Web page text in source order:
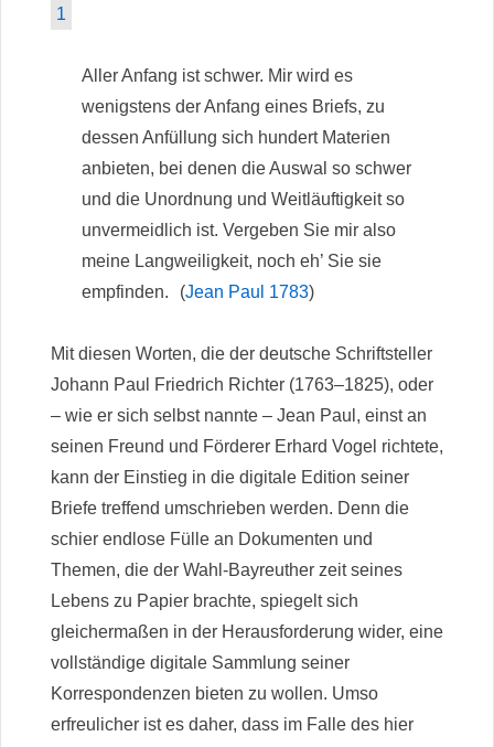
1
Aller Anfang ist schwer. Mir wird es
wenigstens der Anfang eines Briefs, zu
dessen Anfüllung sich hundert Materien
anbieten, bei denen die Auswal so schwer
und die Unordnung und Weitläuftigkeit so
unvermeidlich ist. Vergeben Sie mir also
meine Langweiligkeit, noch eh’ Sie sie
empfinden.
(Jean Paul 1783)
Mit diesen Worten, die der deutsche Schriftsteller
Johann Paul Friedrich Richter (1763–1825), oder
– wie er sich selbst nannte – Jean Paul, einst an
seinen Freund und Förderer Erhard Vogel richtete,
kann der Einstieg in die digitale Edition seiner
Briefe treffend umschrieben werden. Denn die
schier endlose Fülle an Dokumenten und
Themen, die der Wahl-Bayreuther zeit seines
Lebens zu Papier brachte, spiegelt sich
gleichermaßen in der Herausforderung wider, eine
vollständige digitale Sammlung seiner
Korrespondenzen bieten zu wollen. Umso
erfreulicher ist es daher, dass im Falle des hier